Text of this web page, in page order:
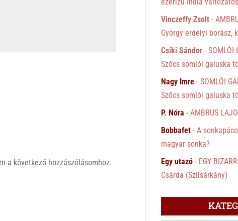
a következő hozzászólásomhoz.
Vinczeffy Zsolt -
György erdélyi borász,
Csíki Sándor -SOMLÓI
Szőcs somlói galuska
Nagy Imre -SOMLÓI
Szőcs somlói galuska
P. Nóra -AMBRUS
Bobbafet -A
magyar sonka?
Egy utazó - EGY
Csárda (Szilsárkány)